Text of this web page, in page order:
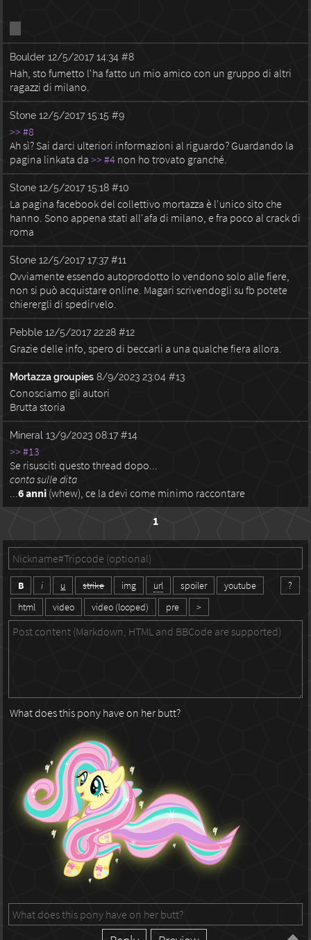
Boulder 12/5/2017 14:34 #8
Hah, sto fumetto l'ha fatto un mio amico con un gruppo di altri
ragazzi di milano.
Stone 12/5/2017 15:15 #9
>> #8
Ah sì? Sai darci ulteriori informazioni al riguardo? Guardando la
pagina linkata da>> #4 non ho trovato granché.
Stone 12/5/2017 15:18 #10
La pagina facebook del collettivo mortazza è l'unico sito che
hanno. Sono appena stati all'afa di milano, e fra poco al crack di
roma
Stone 12/5/2017 17:37 #11
Ovviamente essendo autoprodotto lo vendono solo alle fiere,
non si può acquistare online. Magari scrivendogli su fb potete
chierergli di spedirvelo.
Pebble 12/5/2017 22:28 #12
Grazie delle info, spero di beccarli a una qualche fiera allora.
Mortazza groupies 8/9/2023 23:04 #13
Conosciamo gli autori
Brutta storia
Mineral 13/9/2023 08:17 #14
>> #13
Se risusciti questo thread dopo...
conta sulle dita
...6 anni (whew), ce la devi come minimo raccontare
1
?
B i u strike img url spoiler
youtube
html
video video (looped) pre >
What does this pony have on her butt?